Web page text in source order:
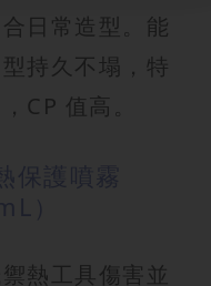
日常造型。能
持久不塌，特
CP 值高。
熱工具傷害並